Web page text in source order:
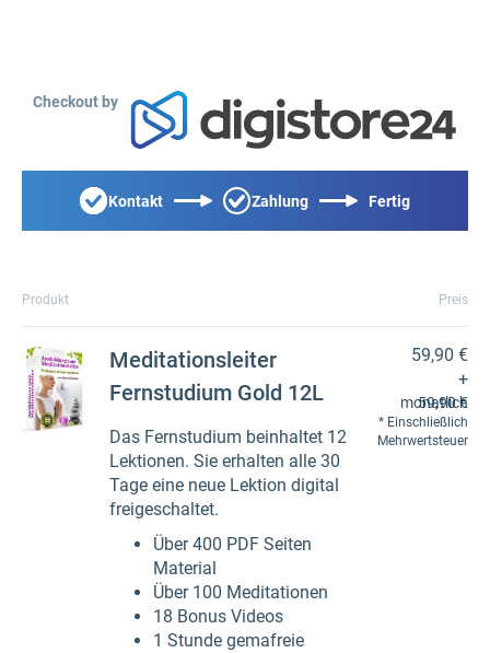
Checkout by
Kontakt Zahlung Fertig
Produkt Preis
Meditationsleiter
Fernstudium Gold 12L
Das Fernstudium beinhaltet 12
Lektionen. Sie erhalten alle 30
Tage eine neue Lektion digital
freigeschaltet.
Über 400 PDF Seiten
Material
Über 100 Meditationen
18 Bonus Videos
1 Stunde gemafreie
59,90 €
+
59,90 €
monatlich
Einschließlich
Mehrwertsteuer